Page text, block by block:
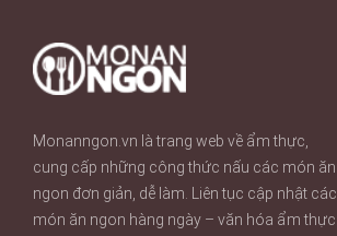
Monanngon.vn là trang web về ẩm thực,
cung cấp những công thức nấu các món ăn
ngon đơn giản, dễ làm. Liên tục cập nhật các
món ăn ngon hàng ngày – văn hóa ẩm thực